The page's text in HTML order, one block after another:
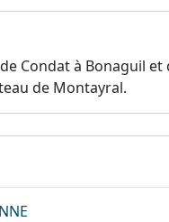
Condat à Bonaguil et
de Montayral.